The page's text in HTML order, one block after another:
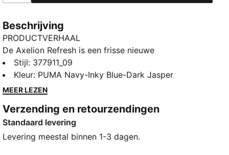
Beschrijving
PRODUCTVERHAAL
De Axelion Refresh is een frisse nieuwe
hardloopschoen die de ontwerptaal van Axelion naar
een hoger niveau tilt. Het bovenwerk is voorzien van
een gevormd zadelstuk voor extra dimensie en
ondersteunen ze goed en bieden ze langdurig
comfort.
ALLE INS EN OUTS
Stijl: 377911_09
Kleur: PUMA Navy-Inky Blue-Dark Jasper
MEER LEZEN
Verzending en retourzendingen
Standaard levering
Levering meestal binnen 1-3 dagen.